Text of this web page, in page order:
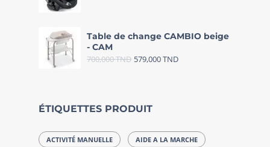
Table de change CAMBIO beige
- CAM
700,000TND 579,000TND
ÉTIQUETTES PRODUIT
ACTIVITÉ MANUELLE AIDE A LA MARCHE